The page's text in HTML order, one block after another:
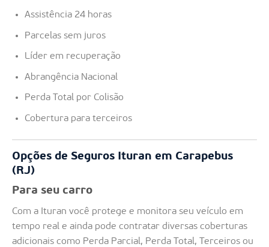
Assistência 24 horas
Parcelas sem juros
Líder em recuperação
Abrangência Nacional
Perda Total por Colisão
Cobertura para terceiros
Opções de Seguros Ituran em Carapebus
(RJ)
Para seu carro
Com a Ituran você protege e monitora seu veículo em
tempo real e ainda pode contratar diversas coberturas
adicionais como Perda Parcial, Perda Total, Terceiros ou